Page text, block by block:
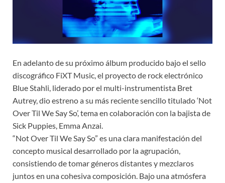
En adelanto de su próximo álbum producido bajo el sello
discográfico FiXT Music, el proyecto de rock electrónico
Blue Stahli, liderado por el multi-instrumentista Bret
Autrey, dio estreno a su más reciente sencillo titulado ‘Not
Over Til We Say So’, tema en colaboración con la bajista de
Sick Puppies, Emma Anzai.
“Not Over Til We Say So” es una clara manifestación del
concepto musical desarrollado por la agrupación,
consistiendo de tomar géneros distantes y mezclaros
juntos en una cohesiva composición. Bajo una atmósfera